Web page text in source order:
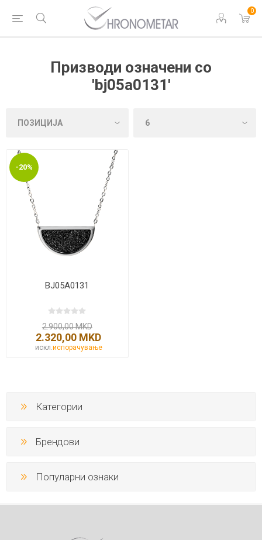
0
Призводи означени со
'bj05a0131'
-20%
BJ05A0131
2.900,00 MKD
2.320,00 MKD
искл. испорачување
Категории
Брендови
Популарни ознаки